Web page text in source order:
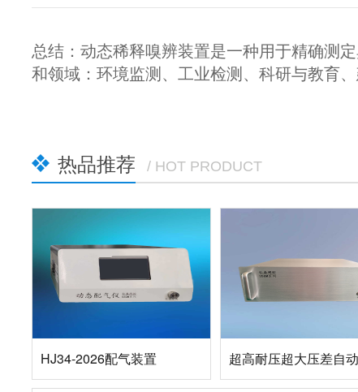
总结：动态稀释嗅辨装置是一种用于精确测
和领域：‌环境监测、‌工业检测、‌科研与教育
热品推荐 / HOT PRODUCT
HJ34-2026配气装置